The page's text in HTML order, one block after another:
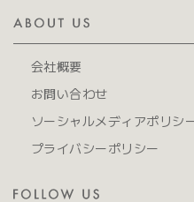
会社概要
お問い合わせ
ソーシャルメディアポリシ
プライバシーポリシー